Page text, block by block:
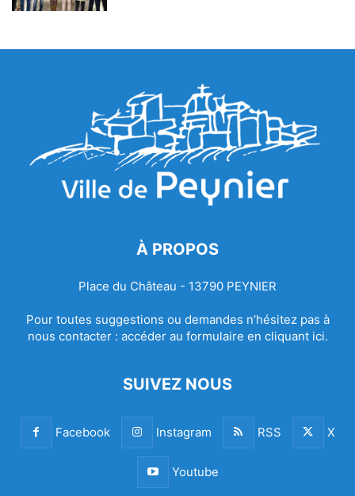
À PROPOS
Place du Château - 13790 PEYNIER
Pour toutes suggestions ou demandes n’hésitez pas à
nous contacter : accéder au formulaire en cliquant ici.
SUIVEZ NOUS
Facebook Instagram RSS X
Youtube